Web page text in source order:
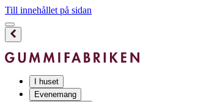
Till innehållet på sidan
I huset
Evenemang